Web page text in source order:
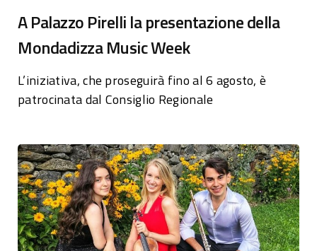
A Palazzo Pirelli la presentazione della
Mondadizza Music Week
L’iniziativa, che proseguirà fino al 6 agosto, è
patrocinata dal Consiglio Regionale